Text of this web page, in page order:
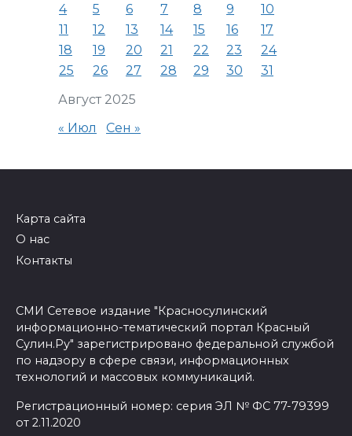
Август 2025
4
5 6 7 8 9
10
11
12 13 14 15 16
17
18
19 20 21 22 23
24
25
26 27 28 29 30 31
« Июл Сен »
Карта сайта
О нас
Контакты
СМИ Сетевое издание "Красносулинский
информационно-тематический портал Красный
Сулин.Ру" зарегистрировано федеральной службой
по надзору в сфере связи, информационных
технологий и массовых коммуникаций.
Регистрационный номер: серия ЭЛ № ФС 77-79399
от 2.11.2020